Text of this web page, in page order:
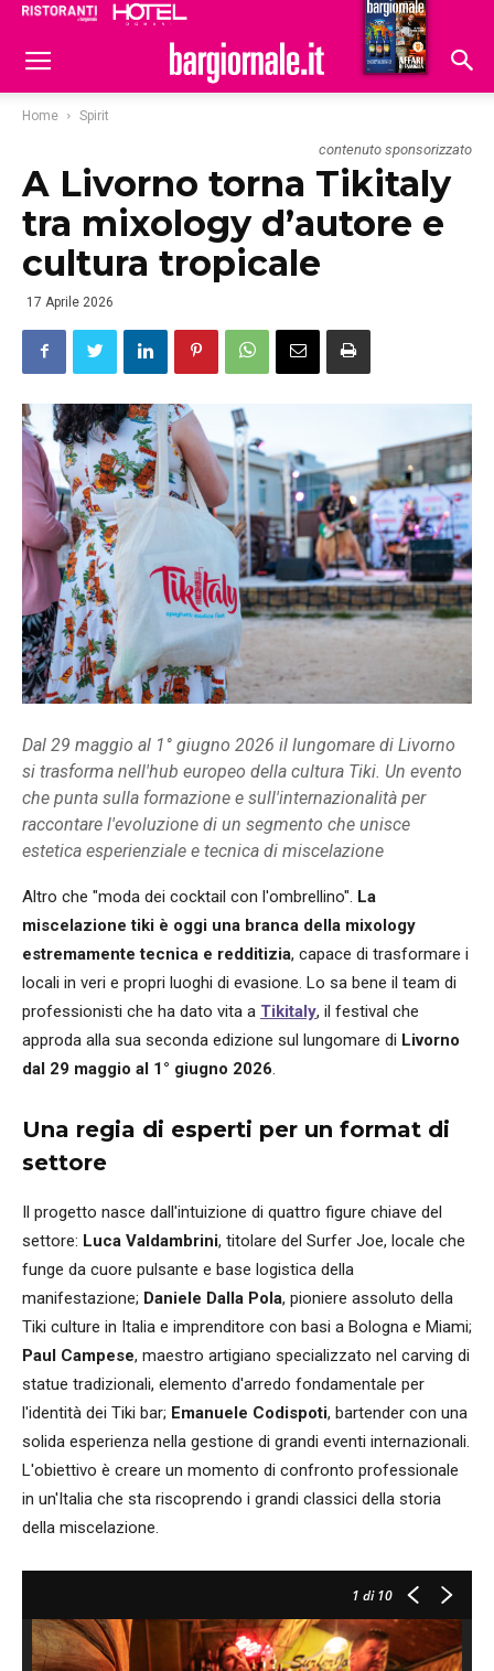
Hoteldomani
Home Spirit
contenuto sponsorizzato
A Livorno torna Tikitaly
tra mixology d’autore e
cultura tropicale
17 Aprile 2026
Dal 29 maggio al 1° giugno 2026 il lungomare di Livorno
si trasforma nell'hub europeo della cultura Tiki. Un evento
che punta sulla formazione e sull'internazionalità per
raccontare l'evoluzione di un segmento che unisce
estetica esperienziale e tecnica di miscelazione
Altro che "moda dei cocktail con l'ombrellino". La
miscelazione tiki è oggi una branca della mixology
estremamente tecnica e redditizia, capace di trasformare i
locali in veri e propri luoghi di evasione. Lo sa bene il team di
professionisti che ha dato vita a Tikitaly, il festival che
approda alla sua seconda edizione sul lungomare di Livorno
dal 29 maggio al 1° giugno 2026.
Una regia di esperti per un format di
settore
Il progetto nasce dall'intuizione di quattro figure chiave del
settore: Luca Valdambrini, titolare del Surfer Joe, locale che
funge da cuore pulsante e base logistica della
manifestazione; Daniele Dalla Pola, pioniere assoluto della
Tiki culture in Italia e imprenditore con basi a Bologna e Miami;
Paul Campese, maestro artigiano specializzato nel carving di
statue tradizionali, elemento d'arredo fondamentale per
l'identità dei Tiki bar; Emanuele Codispoti, bartender con una
solida esperienza nella gestione di grandi eventi internazionali.
L'obiettivo è creare un momento di confronto professionale
in un'Italia che sta riscoprendo i grandi classici della storia
della miscelazione.
1 di 10